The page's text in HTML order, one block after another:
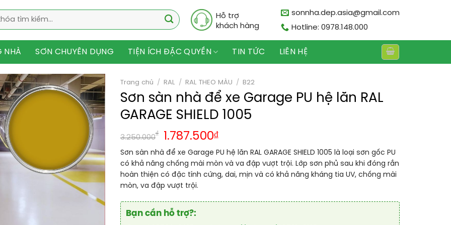
Hỗ trợ
khách hàng
sonnha.dep.asia@gmail.com
Hotline: 0978.148.000
NHÀ SƠN CHUYÊN DỤNG TIỆN ÍCH ĐẶC QUYỀN TIN TỨC LIÊN HỆ
Trang chủ / RAL / RAL THEO MÀU / B22
Sơn sàn nhà để xe Garage PU hệ lăn RAL
GARAGE SHIELD 1005
3.250.000
₫ 1.787.500₫
Sơn sàn nhà để xe Garage PU hệ lăn RAL GARAGE SHIELD 1005 là loại sơn gốc PU
có khả năng chống mài mòn và va đập vượt trội. Lớp sơn phủ sau khi đóng rắn
hoàn thiện có đặc tính cứng, dai, mịn và có khả năng kháng tia UV, chống mài
mòn, va đập vượt trội.
Bạn cần hỗ trợ?: